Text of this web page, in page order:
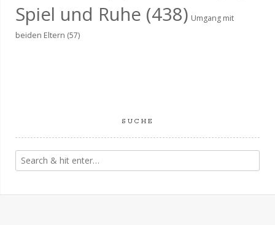
Spiel und Ruhe (438) Umgang mit
beiden Eltern (57)
SUCHE